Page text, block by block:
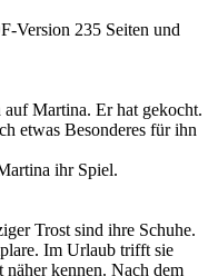
Version 235 Seiten und
Martina. Er hat gekocht.
etwas Besonderes für ihn
ihr Spiel.
Trost sind ihre Schuhe.
Im Urlaub trifft sie
kennen. Nach dem